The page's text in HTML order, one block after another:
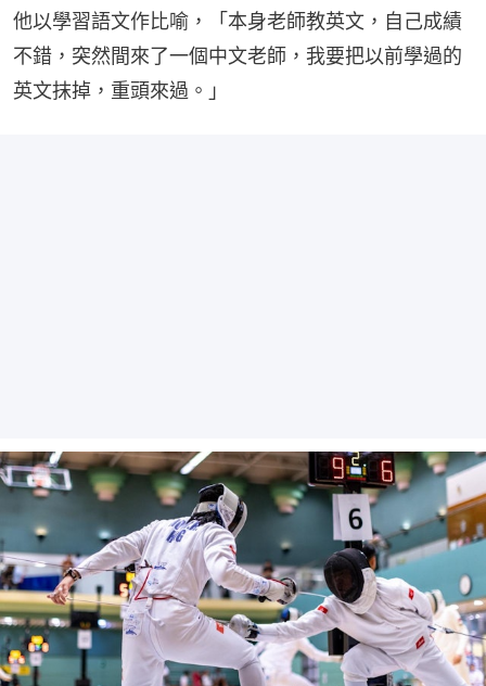
他以學習語文作比喻，「本身老師教英文，自己成績
不錯，突然間來了一個中文老師，我要把以前學過的
英文抹掉，重頭來過。」